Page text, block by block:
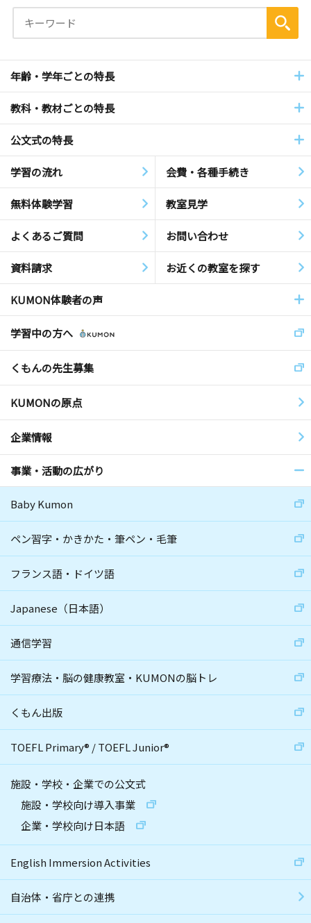
年齢・学年ごとの特長
教科・教材ごとの特長
公文式の特長
学習の流れ 会費・各種手続き
無料体験学習 教室見学
よくあるご質問 お問い合わせ
資料請求 お近くの教室を探す
KUMON体験者の声
学習中の方へ
くもんの先生募集
KUMONの原点
企業情報
事業・活動の広がり
Baby Kumon
ペン習字・かきかた・筆ペン・毛筆
フランス語・ドイツ語
Japanese（日本語）
通信学習
学習療法・脳の健康教室・KUMONの脳トレ
くもん出版
TOEFL Primary® /TOEFL Junior®
施設・学校・企業での公文式
施設・学校向け導入事業
企業・学校向け日本語
English Immersion Activities
自治体・省庁との連携